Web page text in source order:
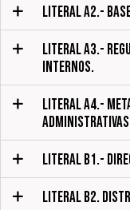
LITERAL A2.-
LITERAL A3.-
INTERNOS.
LITERAL A4.-
LITERAL B1.-
LITERAL B2.